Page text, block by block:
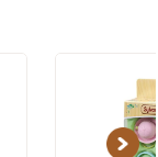
Next